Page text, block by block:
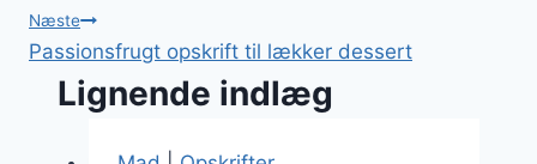
Næste
Passionsfrugt opskrift til lækker dessert
Lignende indlæg